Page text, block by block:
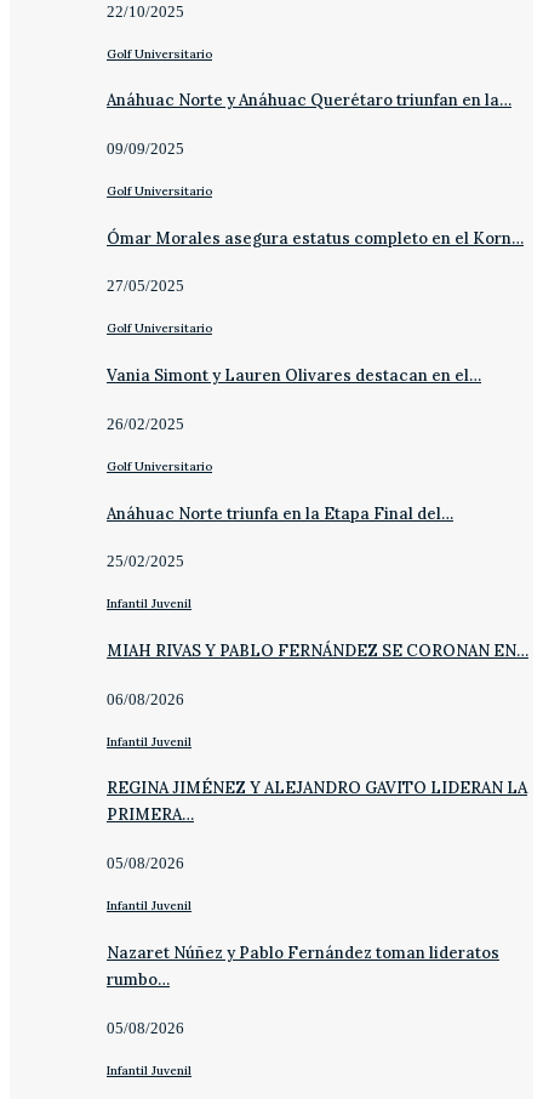
22/10/2025
Golf Universitario
Anáhuac Norte y Anáhuac Querétaro triunfan en la…
09/09/2025
Golf Universitario
Ómar Morales asegura estatus completo en el Korn…
27/05/2025
Golf Universitario
Vania Simont y Lauren Olivares destacan en el…
26/02/2025
Golf Universitario
Anáhuac Norte triunfa en la Etapa Final del…
25/02/2025
Infantil Juvenil
MIAH RIVAS Y PABLO FERNÁNDEZ SE CORONAN EN…
06/08/2026
Infantil Juvenil
REGINA JIMÉNEZ Y ALEJANDRO GAVITO LIDERAN LA
PRIMERA…
05/08/2026
Infantil Juvenil
Nazaret Núñez y Pablo Fernández toman lideratos
rumbo…
05/08/2026
Infantil Juvenil